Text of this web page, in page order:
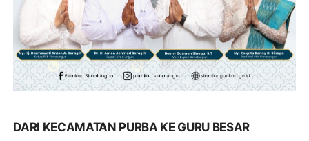
DARI KECAMATAN PURBA KE GURU BESAR